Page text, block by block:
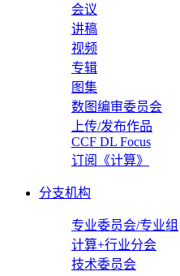
会议
讲稿
视频
专辑
图集
数图编审委员会
上传/发布作品
CCF DL Focus
订阅《计算》
分支机构
专业委员会/专业组
计算+行业分会
技术委员会